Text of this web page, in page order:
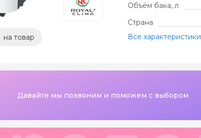
на товар
Объём бака, л
Страна
Все характеристики
Давайте мы позвоним и поможем с выбором